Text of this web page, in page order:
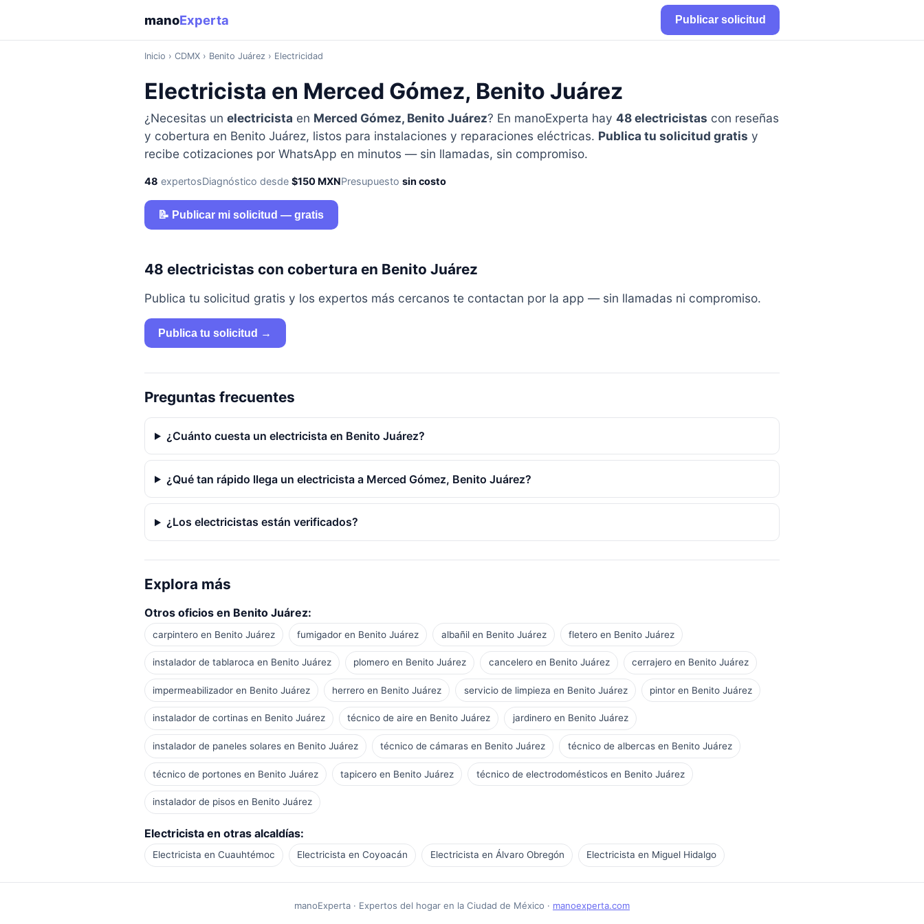
manoExperta Publicar solicitud
Inicio › CDMX› Benito Juárez › Electricidad
Electricista en Merced Gómez, Benito Juárez
¿Necesitas un electricista en Merced Gómez, Benito Juárez? En manoExperta hay 48 electricistas con reseñas
y cobertura en Benito Juárez, listos para instalaciones y reparaciones eléctricas. Publica tu solicitud gratis y
recibe cotizaciones por WhatsApp en minutos — sin llamadas, sin compromiso.
48 expertosDiagnóstico desde $150 MXNPresupuesto sin costo
📝 Publicar mi solicitud — gratis
48 electricistas con cobertura en Benito Juárez
Publica tu solicitud gratis y los expertos más cercanos te contactan por la app — sin llamadas ni compromiso.
Publica tu solicitud →
Preguntas frecuentes
¿Cuánto cuesta un electricista en Benito Juárez?
¿Qué tan rápido llega un electricista a Merced Gómez, Benito Juárez?
¿Los electricistas están verificados?
Explora más
Otros oficios en Benito Juárez:
carpintero en Benito Juárez fumigador en Benito Juárez albañil en Benito Juárez fletero en Benito Juárez
instalador de tablaroca en Benito Juárez plomero en Benito Juárez cancelero en Benito Juárez cerrajero en Benito Juárez
impermeabilizador en Benito Juárez herrero en Benito Juárez servicio de limpieza en Benito Juárez pintor en Benito Juárez
instalador de cortinas en Benito Juárez técnico de aire en Benito Juárez jardinero en Benito Juárez
instalador de paneles solares en Benito Juárez técnico de cámaras en Benito Juárez técnico de albercas en Benito Juárez
técnico de portones en Benito Juárez tapicero en Benito Juárez técnico de electrodomésticos en Benito Juárez
instalador de pisos en Benito Juárez
Electricista en otras alcaldías:
Electricista en Cuauhtémoc Electricista en Coyoacán Electricista en Álvaro Obregón Electricista en Miguel Hidalgo
manoExperta · Expertos del hogar en la Ciudad de México · manoexperta.com